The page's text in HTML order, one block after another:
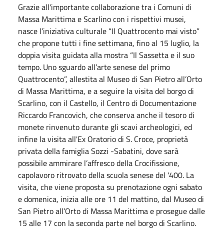
Grazie all'importante collaborazione tra i Comuni di
Massa Marittima e Scarlino con i rispettivi musei,
nasce l’iniziativa culturale “Il Quattrocento mai visto”
che propone tutti i fine settimana, fino al 15 luglio, la
doppia visita guidata alla mostra “Il Sassetta e il suo
tempo. Uno sguardo all’arte senese del primo
Quattrocento”, allestita al Museo di San Pietro all’Orto
di Massa Marittima, e a seguire la visita del borgo di
Scarlino, con il Castello, il Centro di Documentazione
Riccardo Francovich, che conserva anche il tesoro di
monete rinvenuto durante gli scavi archeologici, ed
infine la visita all'Ex Oratorio di S. Croce, proprietà
privata della famiglia Sozzi -Sabatini, dove sarà
possibile ammirare l’affresco della Crocifissione,
capolavoro ritrovato della scuola senese del '400. La
visita, che viene proposta su prenotazione ogni sabato
e domenica, inizia alle ore 11 del mattino, dal Museo di
San Pietro all’Orto di Massa Marittima e prosegue dalle
15 alle 17 con la seconda parte nel borgo di Scarlino.